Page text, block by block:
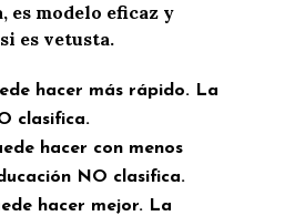
es modelo eficaz y
es vetusta.
hacer más rápido. La
clasifica.
hacer con menos
NO clasifica.
hacer mejor. La